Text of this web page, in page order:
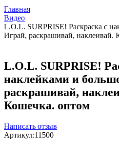
Главная
Видео
L.O.L. SURPRISE! Раскраска с
Играй, раскрашивай, наклеивай.
L.O.L. SURPRISE!
наклейками и
раскрашивай,
Кошечка. оптом
Написать отзыв
Артикул:11500